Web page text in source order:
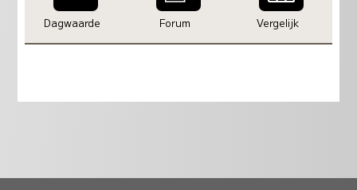
Dagwaarde Forum Vergelijk